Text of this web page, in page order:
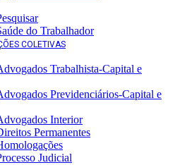
do Trabalhador
COLETIVAS
Trabalhista-Capital e
Previdenciários-Capital e
Interior
Permanentes
Judicial